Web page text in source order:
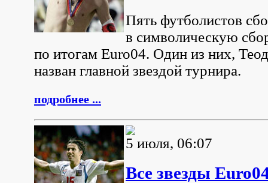
Пять футболистов
в символическую
по итогам Euro04. Один из них,
назван главной звездой турнира.
подробнее ...
5 июля, 06:07
Все звезды